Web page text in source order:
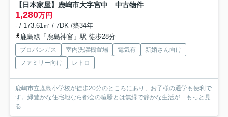
【日本家屋】鹿嶋市大字宮中 中古物件
1,280万円
- / 173.61㎡ / 7DK /築34年
鹿島線「鹿島神宮」駅 徒歩28分
プロパンガス 室内洗濯機置場 電気有
新婚さん向け
ファミリー向け
レトロ
鹿嶋市立鹿島小学校が徒歩20分のところにあり、お子様の通学も便利で
す。緑豊かな住宅地なら都会の喧騒とは無縁で静かな生活が... もっと見
る